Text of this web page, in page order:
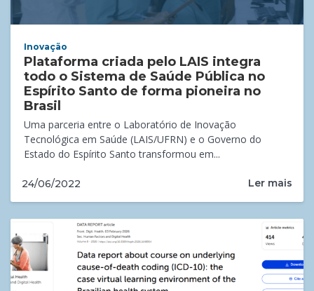
Inovação
Plataforma criada pelo LAIS integra
todo o Sistema de Saúde Pública no
Espírito Santo de forma pioneira no
Brasil
Uma parceria entre o Laboratório de Inovação
Tecnológica em Saúde (LAIS/UFRN) e o Governo do
Estado do Espírito Santo transformou em...
24/06/2022 Ler mais